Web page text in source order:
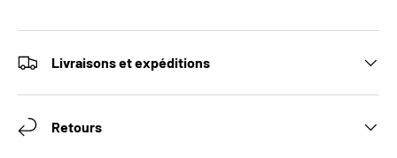
Livraisons et expéditions
Retours